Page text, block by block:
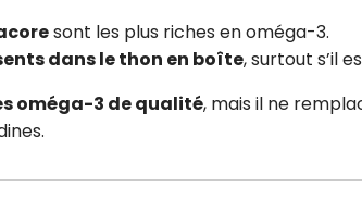
sont les plus riches en oméga-3.
dans le thon en boîte, surtout s’il
oméga-3 de qualité, mais il ne